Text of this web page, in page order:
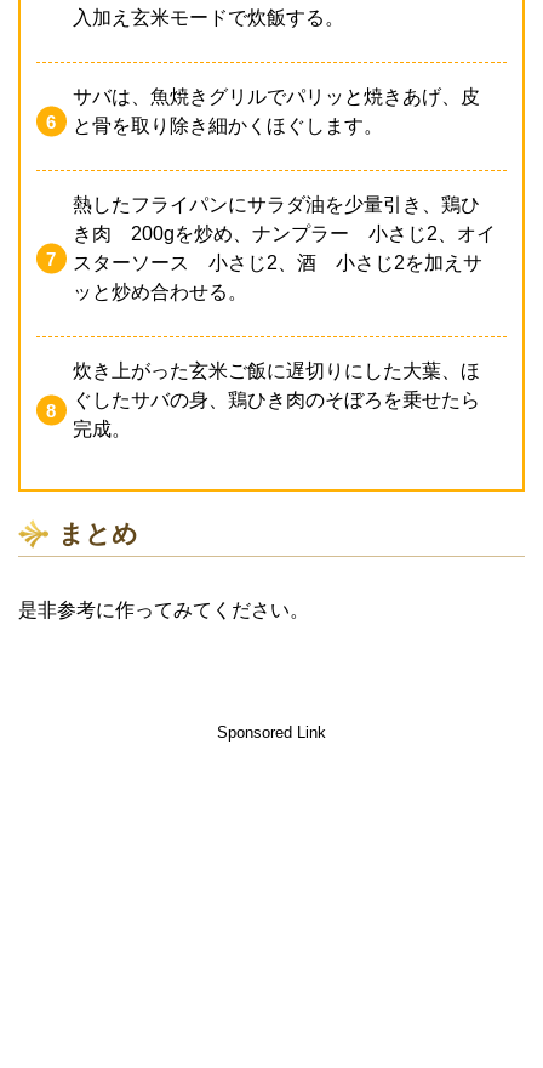
入加え玄米モードで炊飯する。
サバは、魚焼きグリルでパリッと焼きあげ、皮
と骨を取り除き細かくほぐします。
熱したフライパンにサラダ油を少量引き、鶏ひ
き肉 200gを炒め、ナンプラー 小さじ2、オイ
スターソース 小さじ2、酒 小さじ2を加えサ
ッと炒め合わせる。
炊き上がった玄米ご飯に遅切りにした大葉、ほ
ぐしたサバの身、鶏ひき肉のそぼろを乗せたら
完成。
まとめ
是非参考に作ってみてください。
Sponsored Link